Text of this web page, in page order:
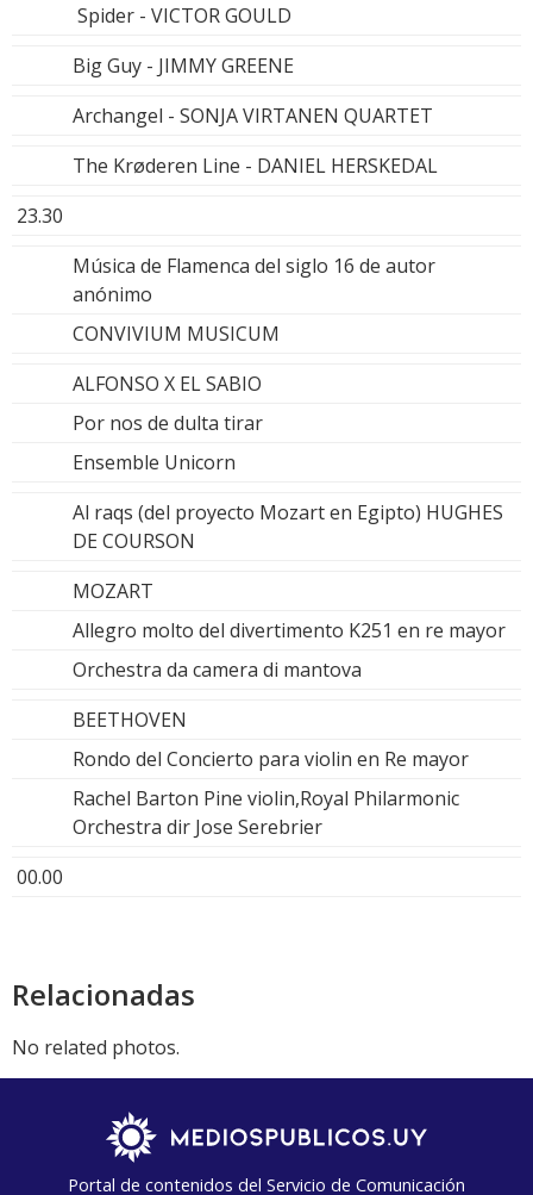
Spider - VICTOR GOULD
Big Guy - JIMMY GREENE
Archangel - SONJA VIRTANEN QUARTET
The Krøderen Line - DANIEL HERSKEDAL
23.30
Música de Flamenca del siglo 16 de autor
anónimo
CONVIVIUM MUSICUM
ALFONSO X EL SABIO
Por nos de dulta tirar
Ensemble Unicorn
Al raqs (del proyecto Mozart en Egipto) HUGHES
DE COURSON
MOZART
Allegro molto del divertimento K251 en re mayor
Orchestra da camera di mantova
BEETHOVEN
Rondo del Concierto para violin en Re mayor
Rachel Barton Pine violin,Royal Philarmonic
Orchestra dir Jose Serebrier
00.00
Relacionadas
No related photos.
Portal de contenidos del Servicio de Comunicación